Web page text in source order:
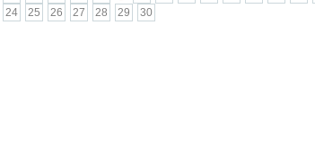
24 25 26 27 28 29 30